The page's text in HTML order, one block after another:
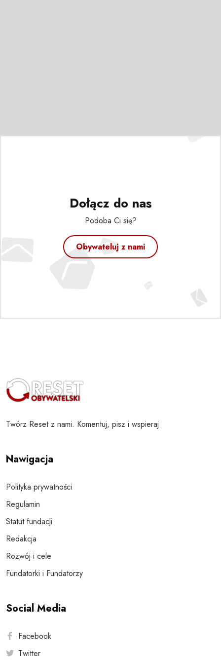
Dołącz do nas
Podoba Ci się?
Obywateluj z nami
Twórz Reset z nami. Komentuj, pisz i wspieraj
Nawigacja
Polityka prywatności
Regulamin
Statut fundacji
Redakcja
Rozwój i cele
Fundatorki i Fundatorzy
Social Media
Facebook
Twitter